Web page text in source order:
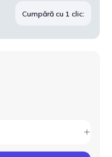
Cumpără cu 1 clic: